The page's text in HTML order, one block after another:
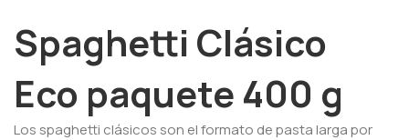
Spaghetti Clásico
Eco paquete 400 g
Los spaghetti clásicos son el formato de pasta larga por